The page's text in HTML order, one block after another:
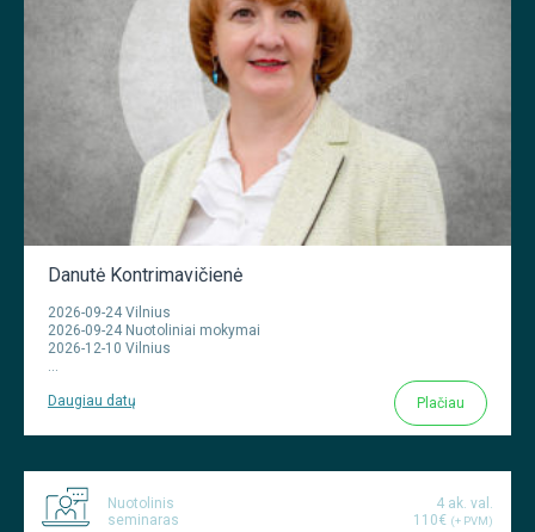
Danutė Kontrimavičienė
2026-09-24 Vilnius
2026-09-24 Nuotoliniai mokymai
2026-12-10 Vilnius
...
Daugiau datų Plačiau
Nuotolinis
seminaras
4 ak. val.
110€ (+ PVM)